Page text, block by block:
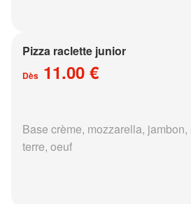
Pizza raclette junior
Dès 11.00 €
Base crème, mozzarella,
terre, oeuf